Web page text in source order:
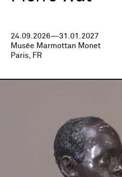
24.09.2026—31.01.2027
Musée Marmottan Monet
Paris, FR